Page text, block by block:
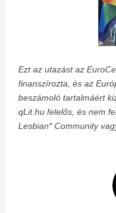
Ezt az utazást az
finanszírozta, és az
beszámoló tartalmáért
qLit.hu felelős, és nem
Lesbian* Community